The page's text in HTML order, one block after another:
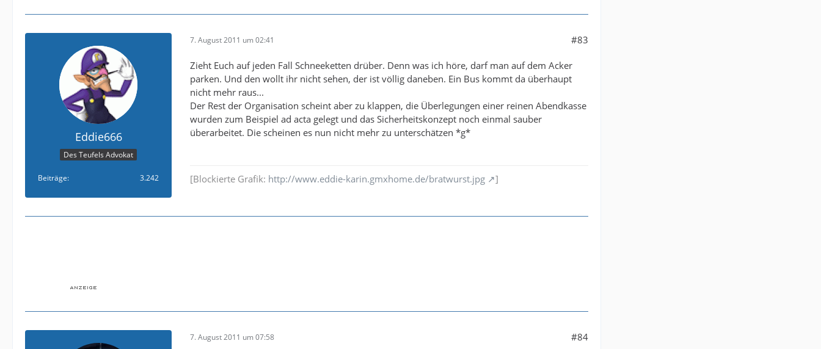
Eddie666
Des Teufels Advokat
Beiträge 3.242
7. August 2011 um 02:41 #83
Zieht Euch auf jeden Fall Schneeketten drüber. Denn was ich höre, darf man auf dem Acker
parken. Und den wollt ihr nicht sehen, der ist völlig daneben. Ein Bus kommt da überhaupt
nicht mehr raus...
Der Rest der Organisation scheint aber zu klappen, die Überlegungen einer reinen Abendkasse
wurden zum Beispiel ad acta gelegt und das Sicherheitskonzept noch einmal sauber
überarbeitet. Die scheinen es nun nicht mehr zu unterschätzen *g*
[Blockierte Grafik: http://www.eddie-karin.gmxhome.de/bratwurst.jpg ]
7. August 2011 um 07:58 #84